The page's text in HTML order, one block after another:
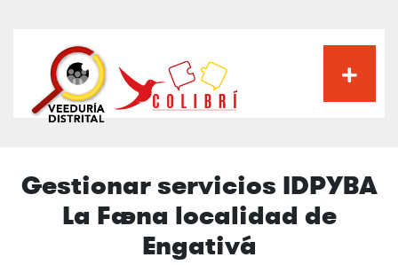
principal
Gestionar servicios IDPYBA
La Faena localidad de
Engativá